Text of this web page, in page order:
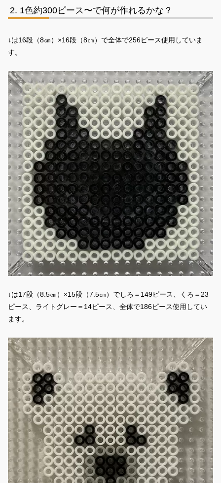
1色約300ピース〜で何が作れるかな？
↓は16段（8㎝）×16段（8㎝）で全体で256ピース使用していま
す。
↓は17段（8.5㎝）×15段（7.5㎝）でしろ＝149ピース、くろ＝23
ピース、ライトグレー＝14ピース、全体で186ピース使用してい
ます。